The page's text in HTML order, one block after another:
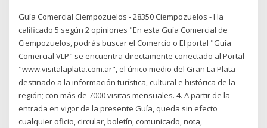
Guía Comercial Ciempozuelos - 28350 Ciempozuelos - Ha
calificado 5 según 2 opiniones "En esta Guía Comercial de
Ciempozuelos, podrás buscar el Comercio o El portal "Guía
Comercial VLP" se encuentra directamente conectado al Portal
"www.visitalaplata.com.ar", el único medio del Gran La Plata
destinado a la información turística, cultural e histórica de la
región; con más de 7000 visitas mensuales. 4. A partir de la
entrada en vigor de la presente Guía, queda sin efecto
cualquier oficio, circular, boletín, comunicado, nota,